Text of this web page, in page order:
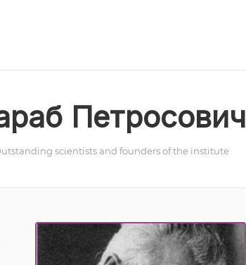
Петросович
scientists and founders of the institute